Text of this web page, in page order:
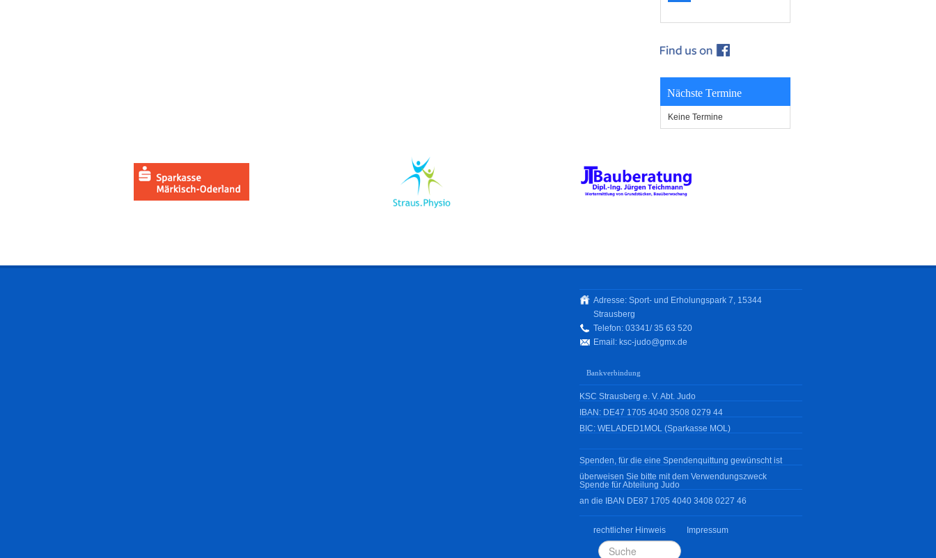
Nächste Termine
Keine Termine
Adresse: Sport- und Erholungspark 7, 15344
Strausberg
Telefon: 03341/35 63 520
Email: ksc-judo@gmx.de
Bankverbindung
KSC Strausberg e. V. Abt. Judo
IBAN: DE47 1705 4040 3508 0279 44
BIC: WELADED1MOL (Sparkasse MOL)
Spenden, für die eine Spendenquittung gewünscht ist
überweisen Sie bitte mit dem Verwendungszweck
Spende für Abteilung Judo
an die IBAN DE87 1705 4040 3408 0227 46
rechtlicher Hinweis Impressum
Suchen